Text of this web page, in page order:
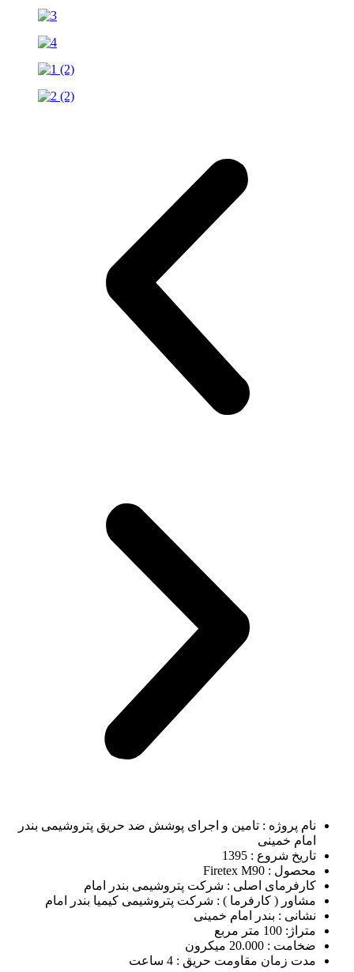
نام پروژه : تامین و اجرای پوشش ضد حریق پتروشیمی بندر
امام خمینی
تاریخ شروع : 1395
محصول : Firetex M90
کارفرمای اصلی : شرکت پتروشیمی بندر امام
مشاور ( کارفرما ) : شرکت پتروشیمی کیمیا بندر امام
نشانی : بندر امام خمینی
متراژ: 100 متر مربع
ضخامت : 20.000 میکرون
مدت زمان مقاومت حریق : 4 ساعت